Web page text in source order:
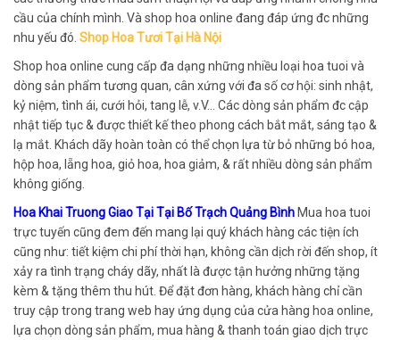
cầu của chính mình. Và shop hoa online đang đáp ứng đc những
nhu yếu đó. Shop Hoa Tươi Tại Hà Nội
Shop hoa online cung cấp đa dạng những nhiều loại hoa tuoi và
dòng sản phẩm tương quan, cân xứng với đa số cơ hội: sinh nhật,
kỷ niệm, tình ái, cưới hỏi, tang lễ, v.V… Các dòng sản phẩm đc cập
nhật tiếp tục & được thiết kế theo phong cách bắt mắt, sáng tạo &
lạ mắt. Khách dãy hoàn toàn có thể chọn lựa từ bỏ những bó hoa,
hộp hoa, lẵng hoa, giỏ hoa, hoa giảm, & rất nhiều dòng sản phẩm
không giống.
Hoa Khai Truong Giao Tại Tại Bố Trạch Quảng Bình Mua hoa tuoi
trực tuyến cũng đem đến mang lại quý khách hàng các tiện ích
cũng như: tiết kiệm chi phí thời hạn, không cần dịch rời đến shop, ít
xảy ra tình trạng cháy dãy, nhất là được tận hưởng những tặng
kèm & tặng thêm thu hút. Để đặt đơn hàng, khách hàng chỉ cần
truy cập trong trang web hay ứng dụng của cửa hàng hoa online,
lựa chọn dòng sản phẩm, mua hàng & thanh toán giao dịch trực